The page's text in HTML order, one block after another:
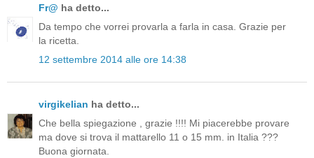
Fr@ ha detto...
Da tempo che vorrei provarla a farla in casa. Grazie per
la ricetta.
12 settembre 2014 alle ore 14:38
virgikelian ha detto...
Che bella spiegazione , grazie !!!! Mi piacerebbe provare
ma dove si trova il mattarello 11 o 15 mm. in Italia ???
Buona giornata.